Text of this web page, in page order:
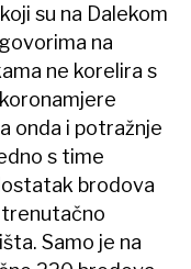
su na Dalekom
na
ne korelira s
onda i potražnje
s time
brodova
trenutačno
Samo je na